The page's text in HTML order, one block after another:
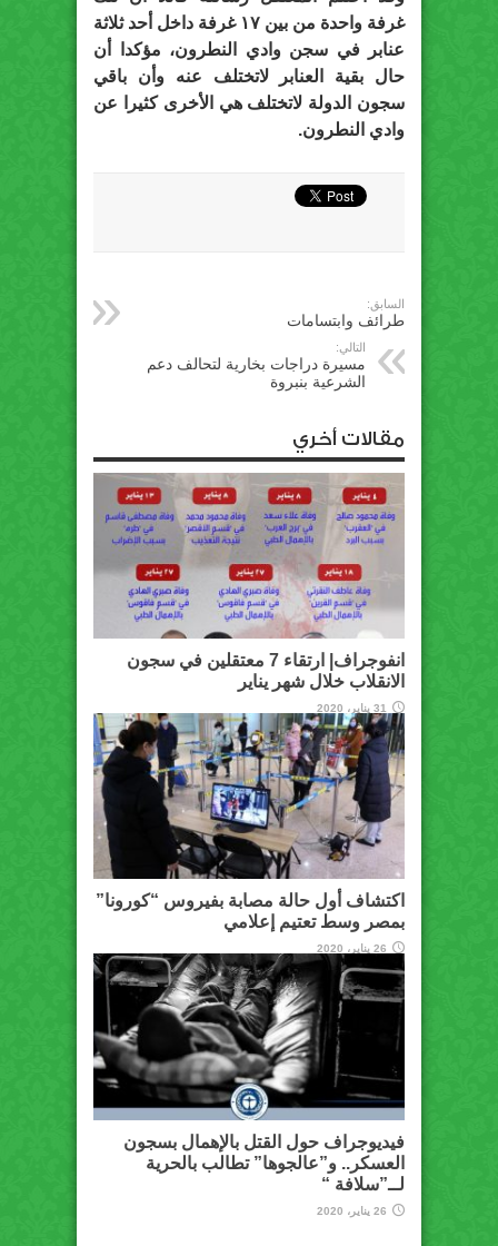
غرفة واحدة من بين ١٧ غرفة داخل أحد ثلاثة
عنابر في سجن وادي النطرون، مؤكدا أن
حال بقية العنابر لاتختلف عنه وأن باقي
سجون الدولة لاتختلف هي الأخرى كثيرا عن
وادي النطرون.
السابق:
طرائف وابتسامات
التالي:
مسيرة دراجات بخارية لتحالف دعم
الشرعية بنبروة
مقالات أخري
انفوجراف| ارتقاء 7 معتقلين في سجون
الانقلاب خلال شهر يناير
31 يناير، 2020
اكتشاف أول حالة مصابة بفيروس “كورونا”
بمصر وسط تعتيم إعلامي
26 يناير، 2020
فيديوجراف حول القتل بالإهمال بسجون
العسكر.. و”عالجوها” تطالب بالحرية
لــ”سلافة “
26 يناير، 2020